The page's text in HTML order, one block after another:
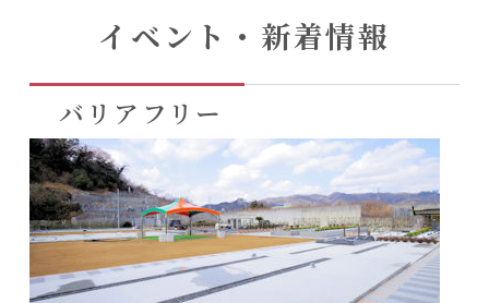
イベント・新着情報
バリアフリー